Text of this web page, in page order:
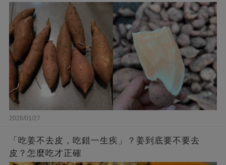
2026/01/27
「吃姜不去皮，吃錯一生疾」？姜到底要不要去
皮？怎麼吃才正確